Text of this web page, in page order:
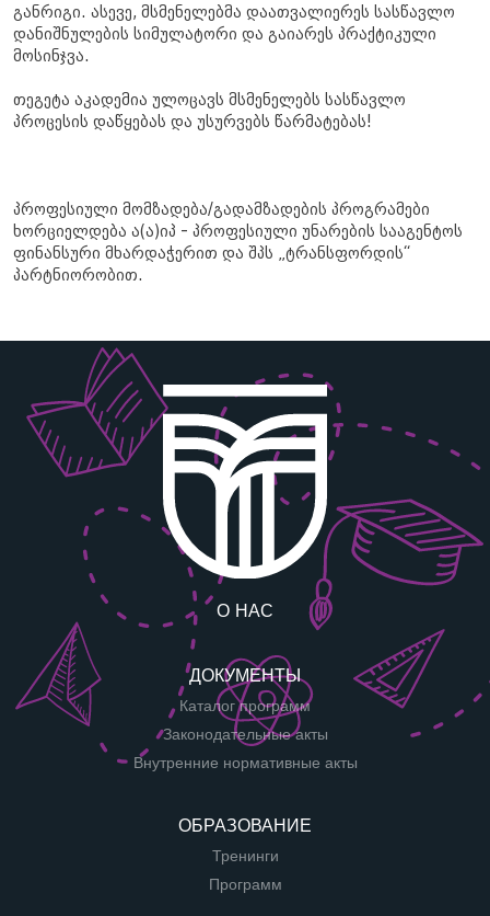
განრიგი. ასევე, მსმენელებმა დაათვალიერეს სასწავლო
დანიშნულების სიმულატორი და გაიარეს პრაქტიკული
მოსინჯვა.
თეგეტა აკადემია ულოცავს მსმენელებს სასწავლო
პროცესის დაწყებას და უსურვებს წარმატებას!
პროფესიული მომზადება/გადამზადების პროგრამები
ხორციელდება ა(ა)იპ - პროფესიული უნარების სააგენტოს
ფინანსური მხარდაჭერით და შპს „ტრანსფორდის“
პარტნიორობით.
О НАС
ДОКУМЕНТЫ
Каталог программ
Законодательные акты
Внутренние нормативные акты
ОБРАЗОВАНИЕ
Тренинги
Программ